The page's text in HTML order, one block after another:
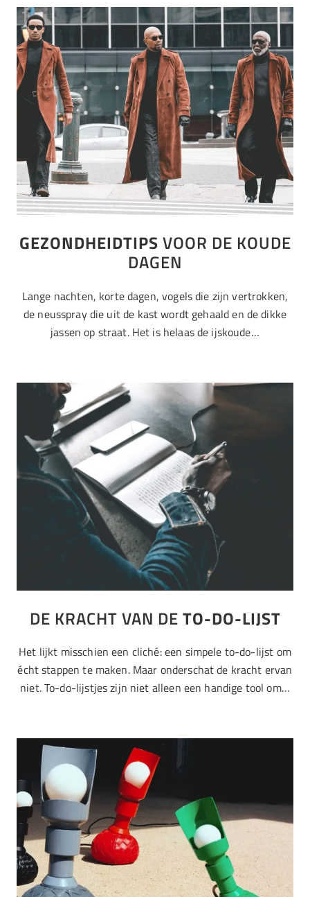
GEZONDHEIDTIPSVOOR DE KOUDE
DAGEN
Lange nachten, korte dagen, vogels die zijn vertrokken,
de neusspray die uit de kast wordt gehaald en de dikke
jassen op straat. Het is helaas de ijskoude…
DE KRACHT VAN DETO-DO-LIJST
Het lijkt misschien een cliché: een simpele to-do-lijst om
écht stappen te maken. Maar onderschat de kracht ervan
niet. To-do-lijstjes zijn niet alleen een handige tool om…